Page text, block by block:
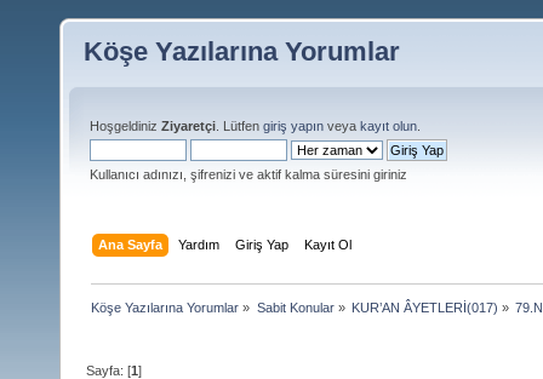
Köşe Yazılarına Yorumlar
Hoşgeldiniz Ziyaretçi . Lütfen giriş yapın veya kayıt olun
Kullanıcı adınızı, şifrenizi ve aktif kalma süresini giriniz
Ana Sayfa Yardım Giriş Yap Kayıt Ol
Köşe Yazılarına Yorumlar » Sabit Konular» KUR’AN ÂYETLERİ(017) »
Sayfa: [1]